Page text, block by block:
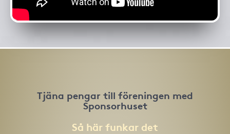
Tjäna pengar till föreningen med
Sponsorhuset
Så här funkar det